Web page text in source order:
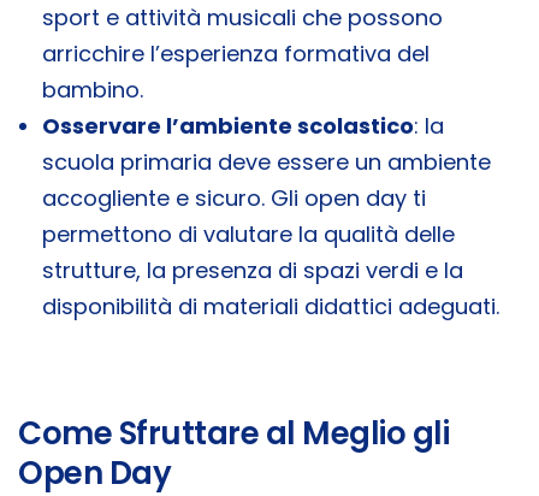
sport e attività musicali che possono
arricchire l’esperienza formativa del
bambino.
Osservare l’ambiente scolastico: la
scuola primaria deve essere un ambiente
accogliente e sicuro. Gli open day ti
permettono di valutare la qualità delle
strutture, la presenza di spazi verdi e la
disponibilità di materiali didattici adeguati.
Come Sfruttare al Meglio gli
Open Day